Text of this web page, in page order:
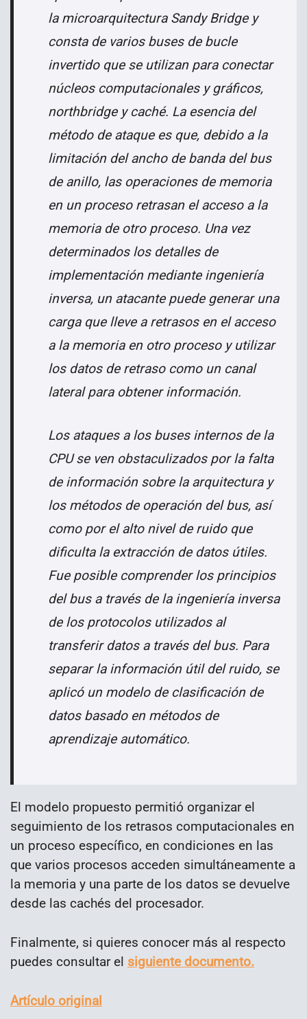
la microarquitectura Sandy Bridge y
consta de varios buses de bucle
invertido que se utilizan para conectar
núcleos computacionales y gráficos,
northbridge y caché. La esencia del
método de ataque es que, debido a la
limitación del ancho de banda del bus
de anillo, las operaciones de memoria
en un proceso retrasan el acceso a la
memoria de otro proceso. Una vez
determinados los detalles de
implementación mediante ingeniería
inversa, un atacante puede generar una
carga que lleve a retrasos en el acceso
a la memoria en otro proceso y utilizar
los datos de retraso como un canal
lateral para obtener información.
Los ataques a los buses internos de la
CPU se ven obstaculizados por la falta
de información sobre la arquitectura y
los métodos de operación del bus, así
como por el alto nivel de ruido que
dificulta la extracción de datos útiles.
Fue posible comprender los principios
del bus a través de la ingeniería inversa
de los protocolos utilizados al
transferir datos a través del bus. Para
separar la información útil del ruido, se
aplicó un modelo de clasificación de
datos basado en métodos de
aprendizaje automático.
El modelo propuesto permitió organizar el
seguimiento de los retrasos computacionales en
un proceso específico, en condiciones en las
que varios procesos acceden simultáneamente a
la memoria y una parte de los datos se devuelve
desde las cachés del procesador.
Finalmente, si quieres conocer más al respecto
puedes consultar el siguiente documento.
Artículo original